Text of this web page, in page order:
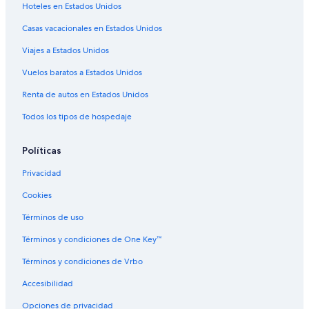
Campings en Ozarks
Casas en los árboles en Ozarks
Hoteles todo incluido en Ozarks
Hoteles gay friendly en Ozarks
Hoteles en Ozarks
Hoteles en Estados Unidos
Casas vacacionales en Estados Unidos
Viajes a Estados Unidos
Vuelos baratos a Estados Unidos
Renta de autos en Estados Unidos
Todos los tipos de hospedaje
Políticas
Privacidad
Cookies
Términos de uso
Términos y condiciones de One Key™
Términos y condiciones de Vrbo
Accesibilidad
Opciones de privacidad